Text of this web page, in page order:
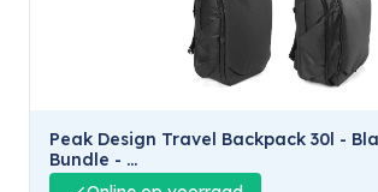
Peak Design Travel Backpack 30l -
Bundle - ...